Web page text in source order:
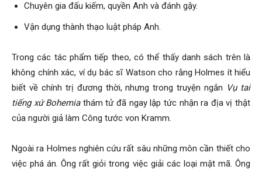
Chuyên gia đấu kiếm, quyền Anh và đánh gậy.
Vận dụng thành thạo luật pháp Anh.
Trong các tác phẩm tiếp theo, có thể thấy danh sách trên là
không chính xác, ví dụ bác sĩ Watson cho rằng Holmes ít hiểu
biết về chính trị đương thời, nhưng trong truyện ngắn Vụ tai
tiếng xứ Bohemiathám tử đã ngay lập tức nhận ra địa vị thật
của người giả làm Công tước von Kramm.
Ngoài ra Holmes nghiên cứu rất sâu những môn cần thiết cho
việc phá án. Ông rất giỏi trong việc giải các loại mật mã. Ông